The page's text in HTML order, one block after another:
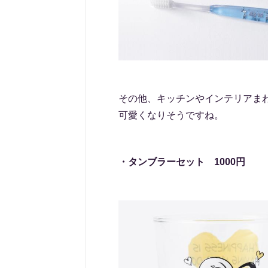
その他、キッチンやインテリアま
可愛くなりそうですね。
・タンブラーセット 1000円